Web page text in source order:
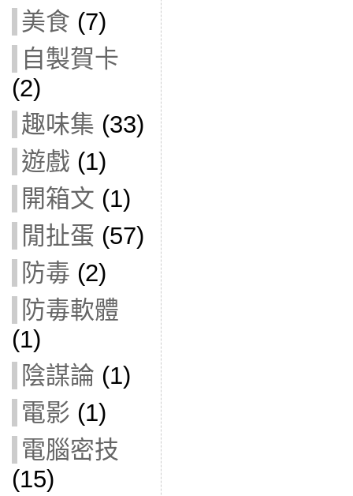
美食 (7)
自製賀卡
(2)
趣味集 (33)
遊戲 (1)
開箱文 (1)
閒扯蛋 (57)
防毒 (2)
防毒軟體
(1)
陰謀論 (1)
電影 (1)
電腦密技
(15)